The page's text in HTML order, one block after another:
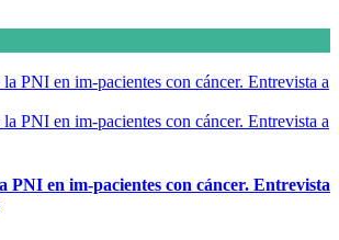
PNI en im-pacientes con cáncer. Entrevista